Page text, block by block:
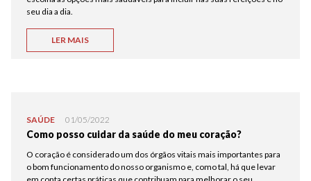
seu dia a dia.
LER MAIS
SAÚDE 01/05/2022
Como posso cuidar da saúde do meu coração?
O coração é considerado um dos órgãos vitais mais importantes para
o bom funcionamento do nosso organismo e, como tal, há que levar